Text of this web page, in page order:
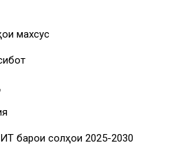
махсус
барои солҳои 2025-2030